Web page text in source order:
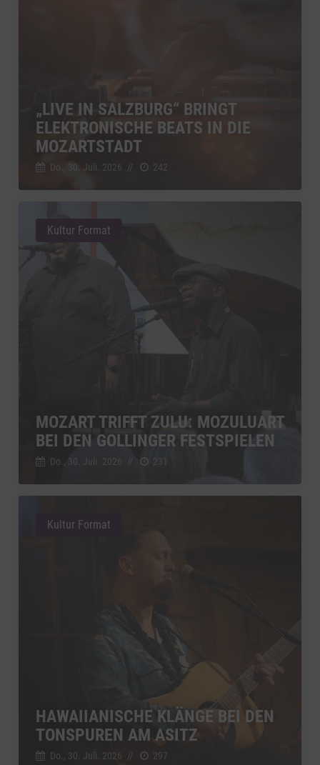
„LIVE IN SALZBURG“ BRINGT
ELEKTRONISCHE BEATS IN DIE
MOZARTSTADT
Do., 30. Juli. 2026 // 242
MOZART TRIFFT ZULU: MOZULUART
BEI DEN GOLLINGER FESTSPIELEN
Do., 30. Juli. 2026 231
Kultur Format
HAWAIIANISCHE KLÄNGE BEI DEN
TONSPUREN AM ASITZ
Do., 30. Juli. 2026 // 297
Kultur Format